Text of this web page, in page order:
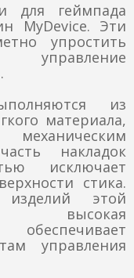
для геймпада
MyDevice. Эти
упростить
из
материала,
накладок
исключает
стика.
изделий этой
высокая
обеспечивает
управления